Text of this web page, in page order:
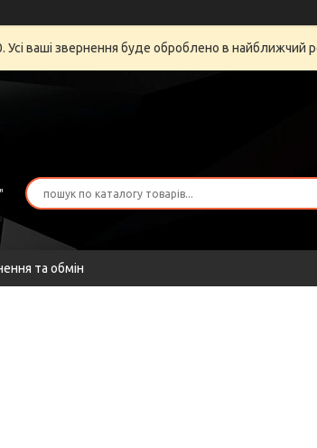
ваші звернення буде оброблено в найближчий
та обмін